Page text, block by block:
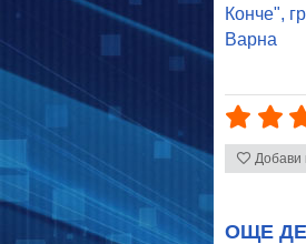
Конче",
Варна
Добави
ОЩЕ